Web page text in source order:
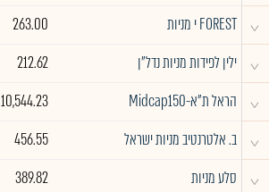
^ FOREST י מניות 263.00
^ ילין לפידות מניות נדל"ן 212.62
^ הראל ת"א-Midcap150 10,544.23
^ ב. אלטרנטיב מניות ישראל 456.55
^ סלע מניות 389.82